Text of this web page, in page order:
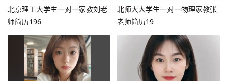
北京理工大学生一对一家教刘老
师简历196
北师大大学生一对一物理家教张
老师简历19